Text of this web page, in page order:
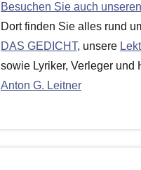
Besuchen Sie auch
Dort finden Sie alles rund
DAS GEDICHT, unsere
sowie Lyriker, Verleger und
Anton G. Leitner